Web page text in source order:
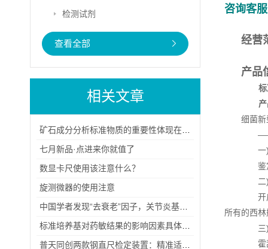
检测试剂
查看全部
相关文章
七月新品·点进来你就值了
数显卡尺使用该注意什么？
旋测微器的使用注意
咨询客
经营
产品
细菌
一)
鉴定
二)
开启
所有的西
三)
霍乱